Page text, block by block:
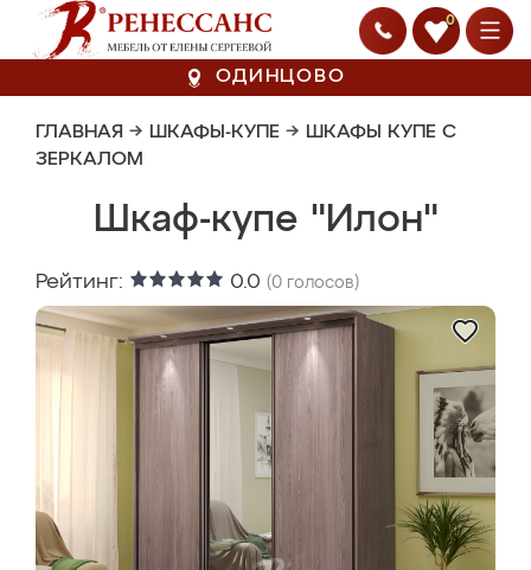
0
ОДИНЦОВО
ГЛАВНАЯ → ШКАФЫ-КУПЕ → ШКАФЫ КУПЕ С
ЗЕРКАЛОМ
Шкаф-купе "Илон"
Рейтинг: 0.0 (0 голосов)